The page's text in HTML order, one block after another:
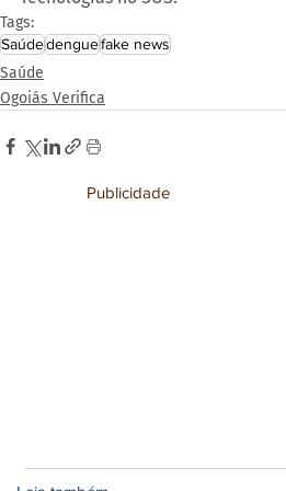
Tags:
Saúdedenguefake news
Saúde
Ogoiás Verifica
Publicidade